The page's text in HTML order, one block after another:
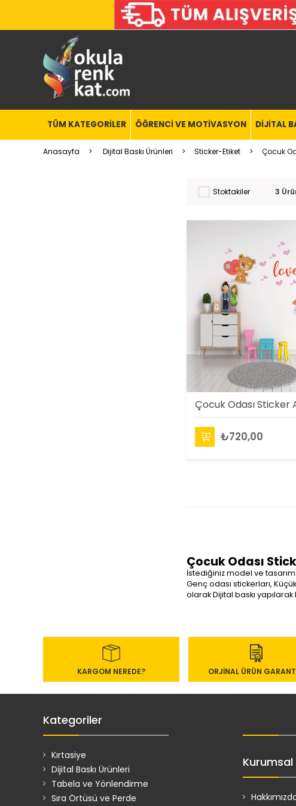
TÜM KATEGORİLER ÖĞRENCİ VE MOTİVASYON DİJİTAL
Anasayfa Dijital Baskı Ürünleri Sticker-Etiket Çocuk
Stoktakiler 3
₺720,00
Çocuk Odası
İstediğiniz model ve
Genç odası stickerları,
olarak Dijital baskı yapılarak
KARGOM NEREDE? ORJİNAL ÜRÜN
Kategoriler
Kırtasiye
Dijital Baskı Ürünleri
Tabela ve Yönlendirme
Sıra Örtüsü ve Perde
Kurumsal